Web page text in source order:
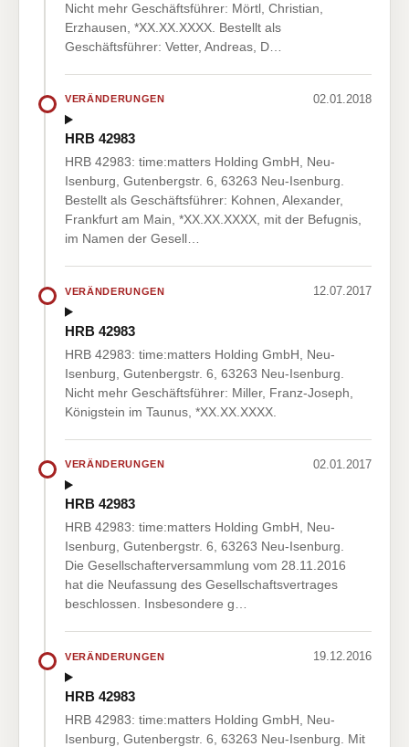
Nicht mehr Geschäftsführer: Mörtl, Christian,
Erzhausen, *XX.XX.XXXX. Bestellt als
Geschäftsführer: Vetter, Andreas, D…
VERÄNDERUNGEN 02.01.2018
HRB 42983
HRB 42983: time:matters Holding GmbH, Neu-
Isenburg, Gutenbergstr. 6, 63263 Neu-Isenburg.
Bestellt als Geschäftsführer: Kohnen, Alexander,
Frankfurt am Main, *XX.XX.XXXX, mit der Befugnis,
im Namen der Gesell…
VERÄNDERUNGEN 12.07.2017
HRB 42983
HRB 42983: time:matters Holding GmbH, Neu-
Isenburg, Gutenbergstr. 6, 63263 Neu-Isenburg.
Nicht mehr Geschäftsführer: Miller, Franz-Joseph,
Königstein im Taunus, *XX.XX.XXXX.
VERÄNDERUNGEN 02.01.2017
HRB 42983
HRB 42983: time:matters Holding GmbH, Neu-
Isenburg, Gutenbergstr. 6, 63263 Neu-Isenburg.
Die Gesellschafterversammlung vom 28.11.2016
hat die Neufassung des Gesellschaftsvertrages
beschlossen. Insbesondere g…
VERÄNDERUNGEN 19.12.2016
HRB 42983
HRB 42983: time:matters Holding GmbH, Neu-
Isenburg, Gutenbergstr. 6, 63263 Neu-Isenburg. Mit